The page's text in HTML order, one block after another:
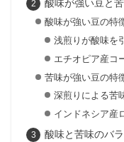
酸味が強い豆と
酸味が強い豆の特
浅煎りが酸味を
エチオピア産コ
苦味が強い豆の特
深煎りによる苦
インドネシア産
酸味と苦味のバ